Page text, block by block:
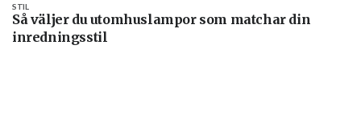
Så väljer du utomhuslampor som matchar din
inredningsstil
STIL